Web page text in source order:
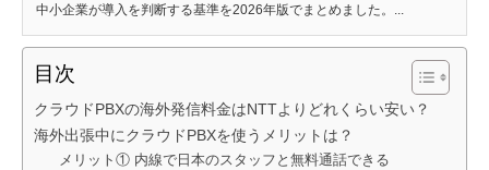
中小企業が導入を判断する基準を2026年版でまとめました。...
目次
クラウドPBXの海外発信料金はNTTよりどれくらい安い？
海外出張中にクラウドPBXを使うメリットは？
メリット① 内線で日本のスタッフと無料通話できる